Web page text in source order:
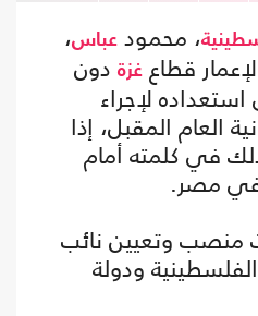
، محمود عباس،
قطاع غزة دون
لإجراء
العام المقبل، إذا
في كلمته أمام
في مصر.
منصب وتعيين نائب
ودولة